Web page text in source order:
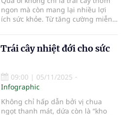
ngon mà còn mang lại nhiều lợi
ích sức khỏe. Từ tăng cường miễn
sự là “siêu thực phẩm” trong đời
sống hằng ngày.
cây nhiệt đới cho sức
09:00 | 05/11/2025
Infographic
Không chỉ hấp dẫn bởi vị chua
ngọt thanh mát, dứa còn là “kho